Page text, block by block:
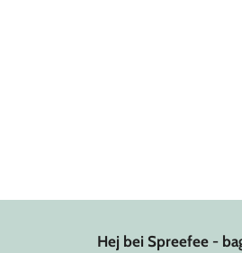
Hej bei Spreefee -